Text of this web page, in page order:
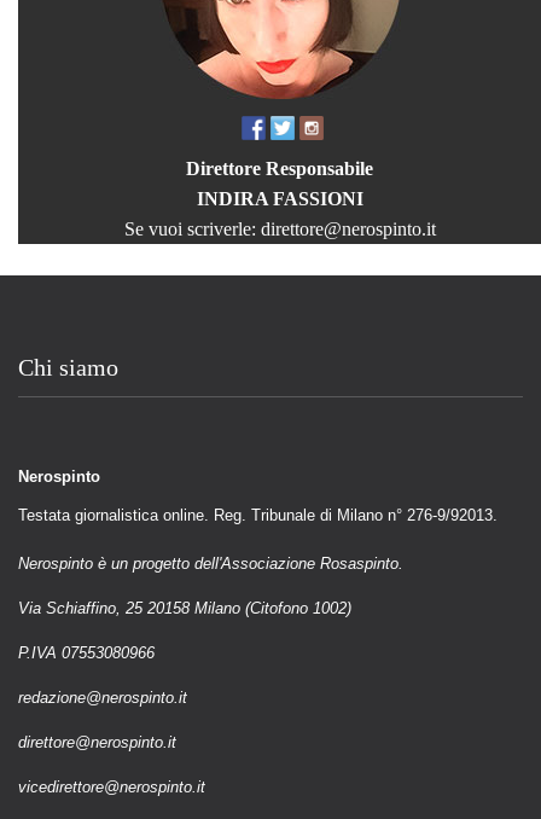
Direttore Responsabile
INDIRA FASSIONI
Se vuoi scriverle: direttore@nerospinto.it
Chi siamo
Nerospinto
Testata giornalistica online. Reg. Tribunale di Milano n° 276-9/92013.
Nerospinto è un progetto dell'Associazione Rosaspinto.
Via Schiaffino, 25 20158 Milano (Citofono 1002)
P.IVA 07553080966
redazione@nerospinto.it
direttore@nerospinto.it
vicedirettore@nerospinto.it